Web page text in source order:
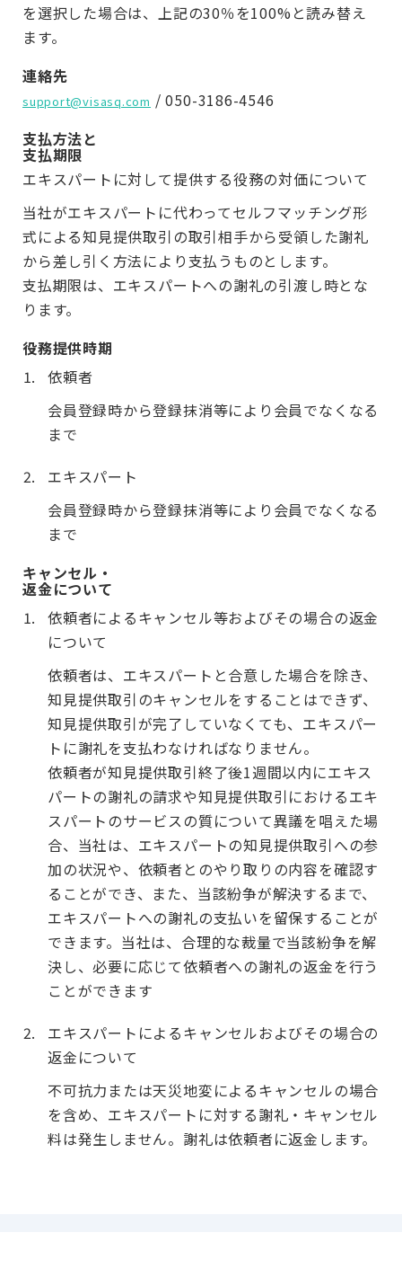
を選択した場合は、上記の30％を100%と読み替え
ます。
連絡先
support@visasq.com / 050-3186-4546
支払方法と
支払期限
エキスパートに対して提供する役務の対価について
当社がエキスパートに代わってセルフマッチング形
式による知見提供取引の取引相手から受領した謝礼
から差し引く方法により支払うものとします。
支払期限は、エキスパートへの謝礼の引渡し時とな
ります。
役務提供時期
依頼者
会員登録時から登録抹消等により会員でなくなる
まで
エキスパート
会員登録時から登録抹消等により会員でなくなる
まで
キャンセル・
返金について
依頼者によるキャンセル等およびその場合の返金
について
依頼者は、エキスパートと合意した場合を除き、
知見提供取引のキャンセルをすることはできず、
知見提供取引が完了していなくても、エキスパー
トに謝礼を支払わなければなりません。
依頼者が知見提供取引終了後1週間以内にエキス
パートの謝礼の請求や知見提供取引におけるエキ
スパートのサービスの質について異議を唱えた場
合、当社は、エキスパートの知見提供取引への参
加の状況や、依頼者とのやり取りの内容を確認す
ることができ、また、当該紛争が解決するまで、
エキスパートへの謝礼の支払いを留保することが
できます。当社は、合理的な裁量で当該紛争を解
決し、必要に応じて依頼者への謝礼の返金を行う
ことができます
エキスパートによるキャンセルおよびその場合の
返金について
不可抗力または天災地変によるキャンセルの場合
を含め、エキスパートに対する謝礼・キャンセル
料は発生しません。謝礼は依頼者に返金します。